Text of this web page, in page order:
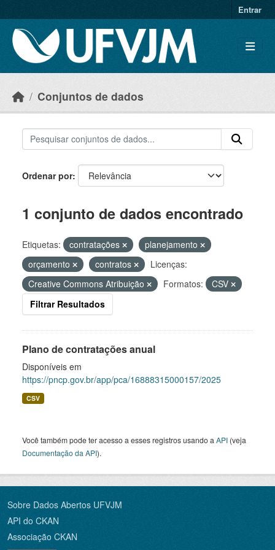
Entrar
Conjuntos de dados
Ordenar por
1 conjunto de dados encontrado
Etiquetas: contratações
planejamento
orçamento
contratos
Licenças:
Creative Commons Atribuição
Formatos:
CSV
Filtrar Resultados
Plano de contratações anual
Disponíveis em
https://pncp.gov.br/app/pca/16888315000157/2025
CSV
Você também pode ter acesso a esses registros usando a API (veja
Documentação da API).
Sobre Dados Abertos UFVJM
API do CKAN
Associação CKAN